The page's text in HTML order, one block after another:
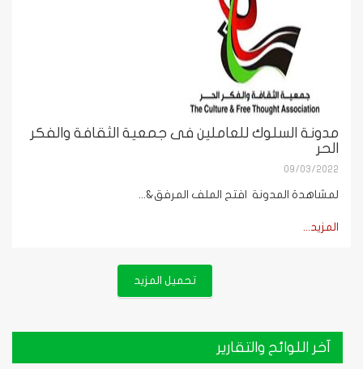
مدونة السلوك للعاملين فى جمعية الثقافة والفكر
الحر
09/03/2022
لمشاهدة المدونة افتح الملف المرفق&...
المزيد...
تحميل المزيد
آخر اللوائح والتقارير